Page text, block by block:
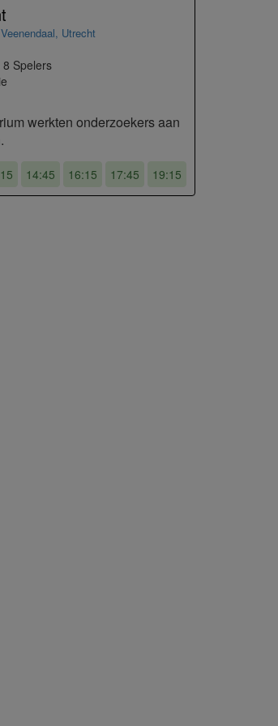
Veenendaal, Utrecht
8 Spelers
werkten onderzoekers aan
14:45 16:15 17:45 19:15